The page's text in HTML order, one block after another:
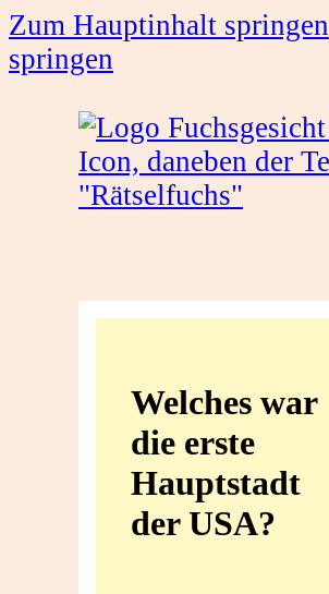
Zum Hauptinhalt springen
springen
Welches
Hauptstadt
Welches war
die erste
Hauptstadt
der USA?